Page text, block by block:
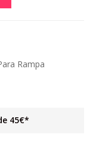
Rampa
45€*